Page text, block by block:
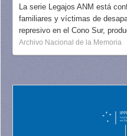
La serie Legajos ANM está
familiares y víctimas de
represivo en el Cono Sur,
Archivo Nacional de la Memoria